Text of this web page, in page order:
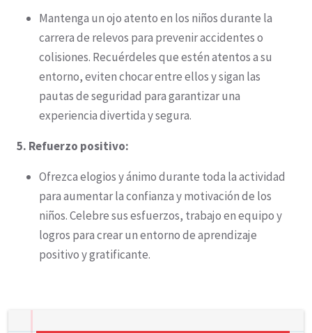
Mantenga un ojo atento en los niños durante la
carrera de relevos para prevenir accidentes o
colisiones. Recuérdeles que estén atentos a su
entorno, eviten chocar entre ellos y sigan las
pautas de seguridad para garantizar una
experiencia divertida y segura.
5. Refuerzo positivo:
Ofrezca elogios y ánimo durante toda la actividad
para aumentar la confianza y motivación de los
niños. Celebre sus esfuerzos, trabajo en equipo y
logros para crear un entorno de aprendizaje
positivo y gratificante.